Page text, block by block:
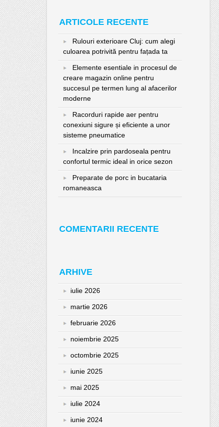
ARTICOLE RECENTE
Rulouri exterioare Cluj: cum alegi
culoarea potrivită pentru fațada ta
Elemente esentiale in procesul de
creare magazin online pentru
succesul pe termen lung al afacerilor
moderne
Racorduri rapide aer pentru
conexiuni sigure și eficiente a unor
sisteme pneumatice
Incalzire prin pardoseala pentru
confortul termic ideal in orice sezon
Preparate de porc in bucataria
romaneasca
COMENTARII RECENTE
ARHIVE
iulie 2026
martie 2026
februarie 2026
noiembrie 2025
octombrie 2025
iunie 2025
mai 2025
iulie 2024
iunie 2024